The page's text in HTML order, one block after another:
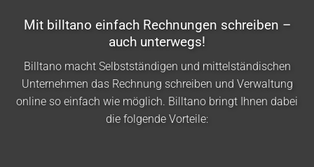
Mit billtano einfach Rechnungen schreiben –
auch unterwegs!
Billtano macht Selbstständigen und mittelständischen
Unternehmen das Rechnung schreiben und Verwaltung
online so einfach wie möglich. Billtano bringt Ihnen dabei
die folgende Vorteile: